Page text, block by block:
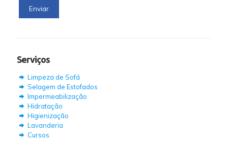
Serviços
Limpeza de Sofá
Selagem de Estofados
Impermeabilização
Hidratação
Higienização
Lavanderia
Cursos